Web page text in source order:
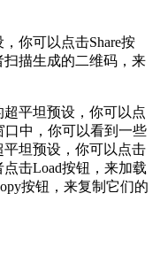
你可以点击Share按
描生成的二维码，来
平坦预设，你可以点
口中，你可以看到一些
坦预设，你可以点击
击Load按钮，来加载
按钮，来复制它们的